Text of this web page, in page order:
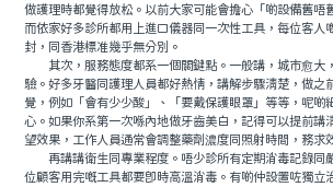
做護理時都覺得放松。以前大家可能會擔心「啲設備舊唔
而依家好多診所都用上進口儀器同一次性工具，每位客人
封，同香港標准幾乎無分別。
其次，服務態度都系一個關鍵點。一般講，城市愈大
驗。好多牙醫同護理人員都好熱情，講解步驟清楚，做之
覺，例如「會有少少酸」、「要戴保護眼罩」等等，呢啲
心。如果你系第一次喺內地做牙齒美白，記得可以提前講
望效果，工作人員通常會調整藥劑濃度同照射時間，務求
再講講衛生同專業程度。唔少診所有定期消毒記錄同
位顧客用完嘅工具都要即時高溫消毒。有啲仲設置咗獨立